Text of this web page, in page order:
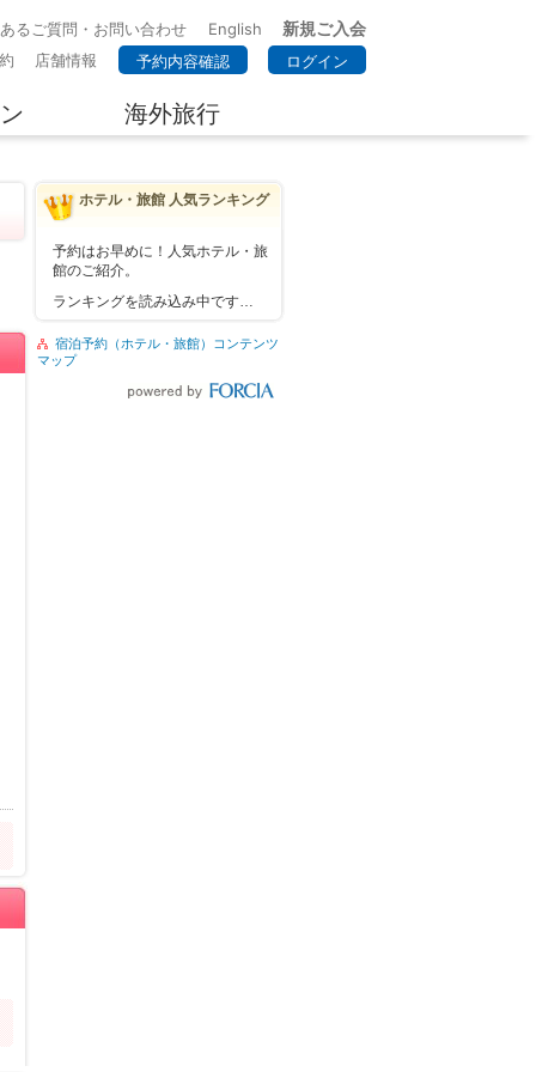
るご質問・お問い合わせ English
新規ご入会
店舗情報 予約内容確認 ログイン
海外旅行
ホテル・旅館 人気ランキング
予約はお早めに！人気ホテル・旅
館のご紹介。
ランキングを読み込み中です…
宿泊予約（ホテル・旅館）コンテンツ
マップ